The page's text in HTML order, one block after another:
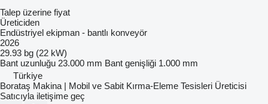
Talep üzerine fiyat
Üreticiden
Endüstriyel ekipman - bantlı konveyör
2026
29.93 bg (22 kW)
Bant uzunluğu 23.000 mm Bant genişliği 1.000 mm
Türkiye
Borataş Makina | Mobil ve Sabit Kırma-Eleme Tesisleri Üreticisi
Satıcıyla iletişime geç